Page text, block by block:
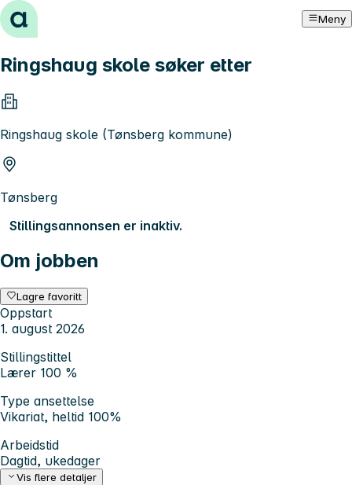
Hopp til innhold Meny
Ringshaug skole søker etter
Ringshaug skole (Tønsberg kommune)
Tønsberg
Stillingsannonsen er inaktiv.
Om jobben
Lagre favoritt
Oppstart
1. august 2026
Stillingstittel
Lærer 100 %
Type ansettelse
Vikariat, heltid 100%
Arbeidstid
Dagtid, ukedager
Vis flere detaljer